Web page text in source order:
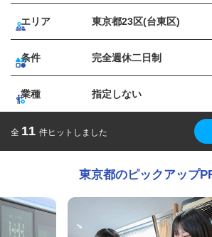
エリア 東京都23区(台東区)
条件 完全週休二日制
業種 指定しない
全 11 件ヒットしました
東京都のピックアップ